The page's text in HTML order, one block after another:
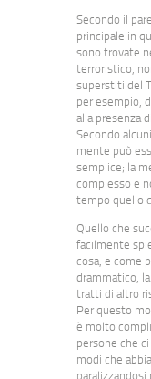
Secondo il
principale in
sono trovate
terroristico,
superstiti del
per esempio,
alla presenza
Secondo
mente può
semplice; la
complesso e
tempo quello
Quello che
facilmente
cosa, e come
drammatico,
tratti di altro
Per questo
è molto
persone che
modi che